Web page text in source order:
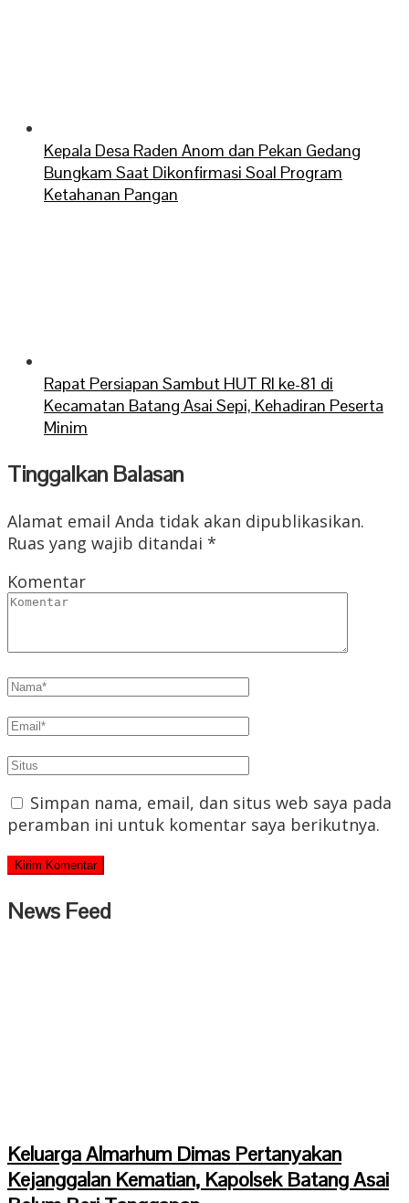
Kepala Desa Raden Anom dan Pekan Gedang
Bungkam Saat Dikonfirmasi Soal Program
Ketahanan Pangan
Rapat Persiapan Sambut HUT RI ke-81 di
Kecamatan Batang Asai Sepi, Kehadiran Peserta
Minim
Tinggalkan Balasan
Alamat email Anda tidak akan dipublikasikan.
Ruas yang wajib ditandai *
Komentar
Simpan nama, email, dan situs web saya pada
peramban ini untuk komentar saya berikutnya.
News Feed
Keluarga Almarhum Dimas Pertanyakan
Kejanggalan Kematian, Kapolsek Batang Asai